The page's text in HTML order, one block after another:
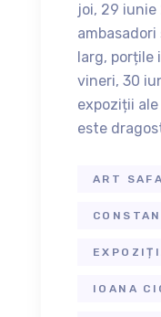
joi, 29
larg, porțile
vineri, 30
expoziții
este
ART
IOANA